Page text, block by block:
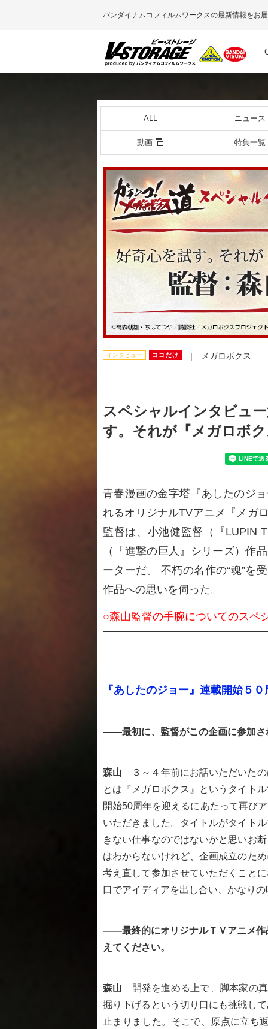
バンダイナムコフィルムワークスの最新情報をお
ALL ニュース
動画 特集一覧
インタビュー ココだけ | メガロボクス
スペシャルインタビュ
す。それが『メガロボ
青春漫画の金字塔『あしたのジ
れるオリジナルTVアニメ『メガ
監督は、小池健監督（『LUPIN
（『進撃の巨人』シリーズ）作
ーターだ。 不朽の名作の“魂”を
作品への思いを伺った。
○森山監督の手腕についてのスペ
『あしたのジョー』連載開始５
――最初に、監督がこの企画に参加さ
森山
３～４年前にお話いただいた
とは『メガロボクス』というタイト
開始50周年を迎えるにあたって再び
いただきました。タイトルがタイト
きない仕事なのではないかと思いお
はわからないけれど、企画成立のた
考え直して参加させていただくこと
口でアイディアを出し合い、かなり
――最終的にオリジナルＴＶアニメ作
えてください。
森山
開発を進める上で、脚本家の
掘り下げるという切り口にも挑戦し
止まりました。そこで、原点に立ち